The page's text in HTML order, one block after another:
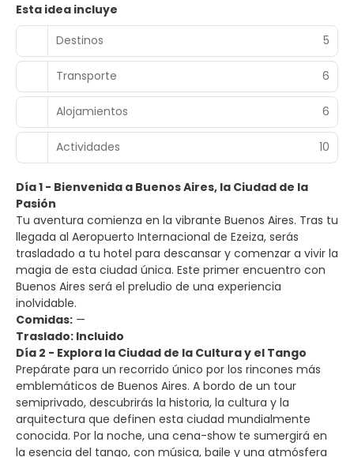
Esta idea incluye
Destinos
5
Transporte 6
Alojamientos 6
Actividades 10
Día 1 - Bienvenida a Buenos Aires, la Ciudad de la
Pasión
Tu aventura comienza en la vibrante Buenos Aires. Tras tu
llegada al Aeropuerto Internacional de Ezeiza, serás
trasladado a tu hotel para descansar y comenzar a vivir la
magia de esta ciudad única. Este primer encuentro con
Buenos Aires será el preludio de una experiencia
inolvidable.
Comidas: —
Traslado: Incluido
Día 2 - Explora la Ciudad de la Cultura y el Tango
Prepárate para un recorrido único por los rincones más
emblemáticos de Buenos Aires. A bordo de un tour
semiprivado, descubrirás la historia, la cultura y la
arquitectura que definen esta ciudad mundialmente
conocida. Por la noche, una cena-show te sumergirá en
la esencia del tango, con música, baile y una atmósfera